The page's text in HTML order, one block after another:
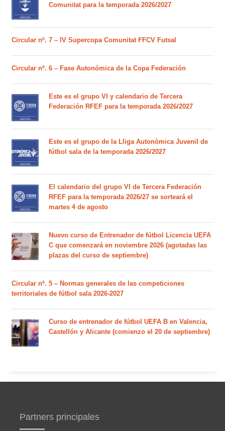
Comunitat para la temporada 2026/2027
Circular nº. 7 – IV Supercopa Comunitat FFCV Futsal
Circular nº. 6 – Fase Autonómica de la Copa Federación
Este es el grupo VI y calendario de Tercera
Federación RFEF para la temporada 2026/2027
Este es el grupo de la Lliga Autonòmica Juvenil de
fútbol sala de la temporada 2026/2027
El calendario del grupo VI de Tercera Federación
RFEF para la temporada 2026/27 se sorteará el
martes 4 de agosto
Nuevo curso de Entrenador de fútbol Licencia UEFA
C que comenzará en noviembre 2026 (agotadas las
plazas del curso de septiembre)
Circular nº. 5 – Normas generales de las competiciones
territoriales de fútbol sala 2026-2027
Curso de entrenador de fútbol UEFA B en Valencia,
Castellón y Alicante (comienzo el 20 de septiembre)
Partners principales